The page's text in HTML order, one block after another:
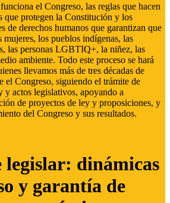
el Congreso, las reglas que hacen
que protegen la Constitución y los
de derechos humanos que garantizan que
los pueblos indígenas, las
las personas LGBTIQ+, la niñez, las
ambiente. Todo este proceso se hará
llevamos más de tres décadas de
el Congreso, siguiendo el trámite de
y actos legislativos, apoyando a
de proyectos de ley y proposiciones, y
del Congreso y sus resultados.
legislar: dinámicas
y garantía de